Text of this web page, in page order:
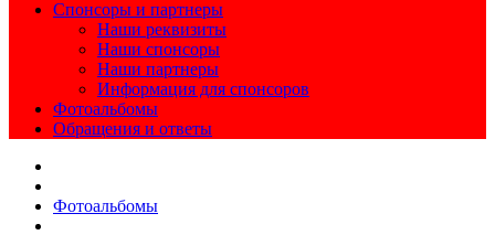
Спонсоры и партнеры
Наши реквизиты
Наши спонсоры
Наши партнеры
Информация для спонсоров
Фотоальбомы
Обращения и ответы
Фотоальбомы